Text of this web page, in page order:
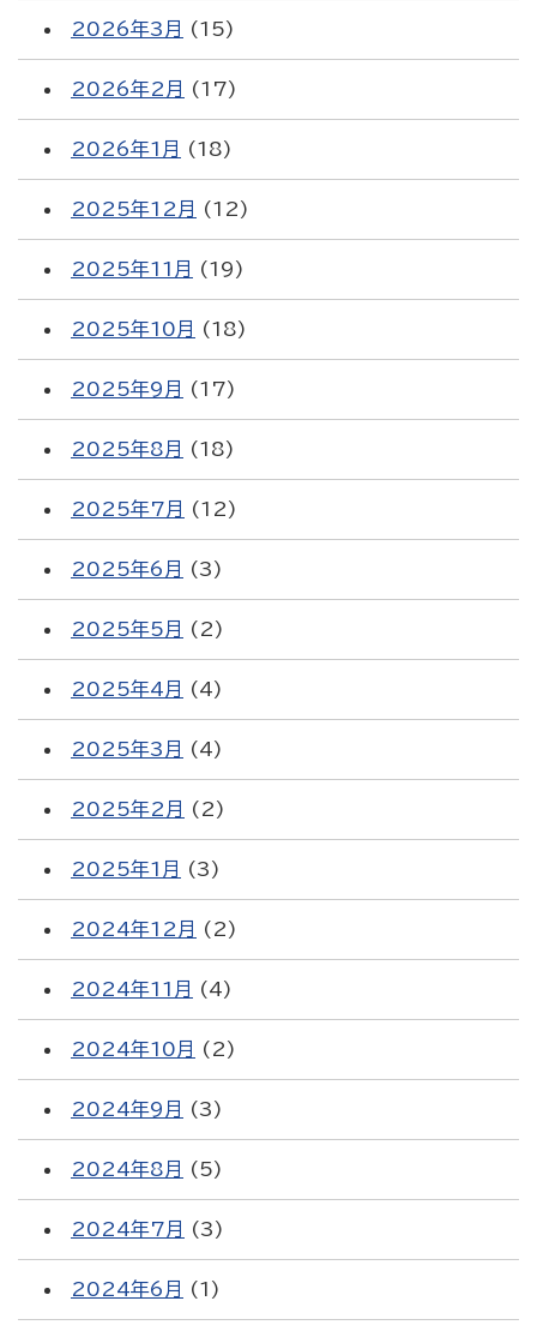
2026年3月 (15)
2026年2月 (17)
2026年1月 (18)
2025年12月 (12)
2025年11月 (19)
2025年10月 (18)
2025年9月 (17)
2025年8月 (18)
2025年7月 (12)
2025年6月 (3)
2025年5月 (2)
2025年4月 (4)
2025年3月 (4)
2025年2月 (2)
2025年1月 (3)
2024年12月 (2)
2024年11月 (4)
2024年10月 (2)
2024年9月 (3)
2024年8月 (5)
2024年7月 (3)
2024年6月 (1)